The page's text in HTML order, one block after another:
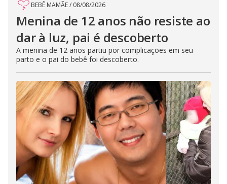
BEBÊ MAMÃE/ 08/08/2026
Menina de 12 anos não resiste ao
dar à luz, pai é descoberto
A menina de 12 anos partiu por complicações em seu
parto e o pai do bebê foi descoberto.